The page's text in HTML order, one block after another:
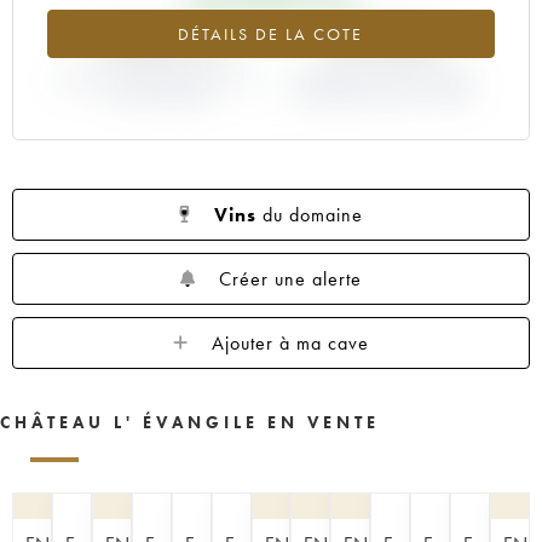
1950 1949 1948
DÉTAILS DE LA COTE
+166.41% +47.83%
Vins du domaine
Créer une alerte
Ajouter à ma cave
CHÂTEAU L' ÉVANGILE EN VENTE